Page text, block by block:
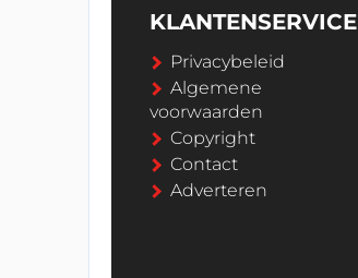
KLANTENSERVICE
Privacybeleid
Algemene
voorwaarden
Copyright
Contact
Adverteren